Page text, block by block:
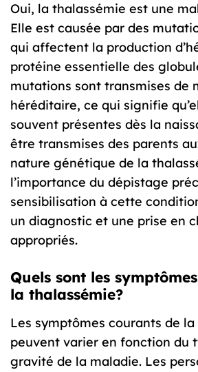
Oui, la thalassémie est une
Elle est causée par des
qui affectent la production
protéine essentielle des
mutations sont transmises de
héréditaire, ce qui signifie
souvent présentes dès la
être transmises des parents
nature génétique de la
l’importance du dépistage
sensibilisation à cette
un diagnostic et une prise en
appropriés.
Quels sont les
la thalassémie?
Les symptômes courants de
peuvent varier en fonction du
gravité de la maladie. Les